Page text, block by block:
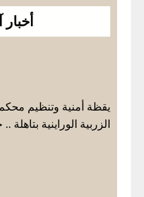
يقظة أمنية وتنظيم
الزربية الوراينية